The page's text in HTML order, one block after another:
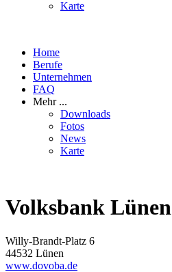
Karte
Home
Berufe
Unternehmen
FAQ
Mehr ...
Downloads
Fotos
News
Karte
Volksbank Lünen
Willy-Brandt-Platz 6
44532 Lünen
www.dovoba.de